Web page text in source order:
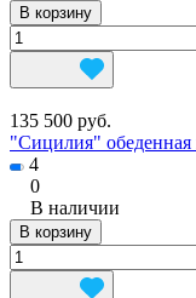
В корзину
135 500 руб.
"Сицилия" обеденная
4
0
В наличии
В корзину